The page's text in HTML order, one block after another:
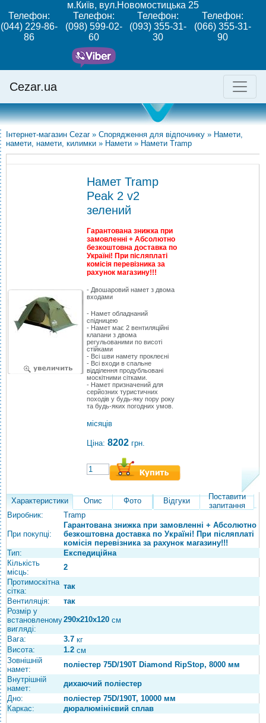
м.Київ, вул.Новомостицька 25
Телефон:
(044) 229-86-
86
Телефон:
(098) 599-02-
60
Телефон:
(093) 355-31-
30
Телефон:
(066) 355-31-
90
Cezar.ua
Інтернет-магазин Cezar » Спорядження для відпочинку » Намети,
намети, намети, килимки » Намети » Намети Tramp
Намет Tramp
Peak 2 v2
зелений
Гарантована знижка при
замовленні + Абсолютно
безкоштовна доставка по
Україні! При післяплаті
комісія перевізника за
рахунок магазину!!!
- Двошаровий намет з двома
входами
- Намет обладнаний
спідницею
- Намет має 2 вентиляційні
клапани з двома
регульованими по висоті
стійками
- Всі шви намету проклеєні
- Всі входи в спальне
відділення продубльовані
москітними сітками.
- Намет призначений для
серйозних туристичних
походів у будь-яку пору року
та будь-яких погодних умов.
місяців
Ціна: 8202 грн.
Характеристики Опис Фото Відгуки
Поставити
запитання
Виробник:
Tramp
При покупці:
Гарантована знижка при замовленні + Абсолютно
безкоштовна доставка по Україні! При післяплаті
комісія перевізника за рахунок магазину!!!
Тип:
Експедиційна
Кількість
місць:
2
Протимоскітна
сітка:
так
Вентиляція:
так
Розмір у
встановленому
вигляді:
290х210х120 см
Вага: 3.7 кг
Висота:
1.2 см
Зовнішній
намет:
поліестер 75D/190T Diamond RipStop, 8000 мм
Внутрішній
намет:
дихаючий поліестер
Дно:
поліестер 75D/190T, 10000 мм
Каркас:
дюралюмінієвий сплав